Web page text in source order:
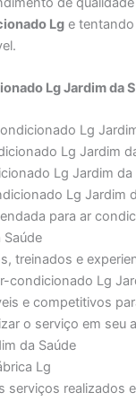
Lg e
Lg Jardim da
Lg
Lg Jardim
Lg Jardim da
Lg Jardim
para ar
Saúde
treinados e
condicionado Lg
e competitivos
o serviço em seu
da Saúde
Lg
serviços realizados